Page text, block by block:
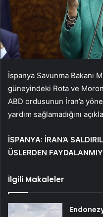
İspanya Savunma Bakanı
güneyindeki Rota ve
ABD ordusunun İran’a
yardım sağlamadığını
İSPANYA: İRAN’A
ÜSLERDEN
İlgili Makaleler